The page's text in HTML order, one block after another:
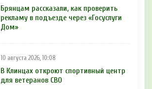
Брянцам рассказали, как проверить
рекламу в подъезде через «Госуслуги
Дом»
10 августа 2026, 10:08
В Клинцах откроют спортивный центр
для ветеранов СВО